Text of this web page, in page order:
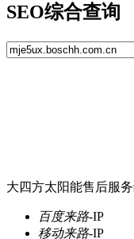
SEO综合查询
大四方太阳能售后服
百度来路-IP
移动来路-IP